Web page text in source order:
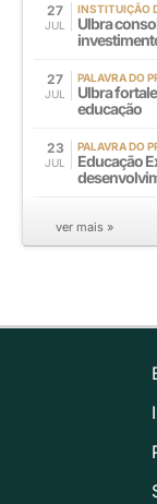
27
JUL
INSTITUIÇÃO
Ulbra
27
JUL
PALAVRA DO
Ulbra
educação
23
JUL
PALAVRA DO
Educação
ver mais »